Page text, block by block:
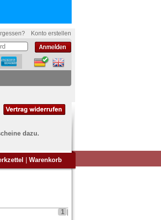
Konto erstellen
dazu.
Warenkorb
1